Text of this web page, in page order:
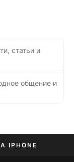
статьи и
общение и
IPHONE